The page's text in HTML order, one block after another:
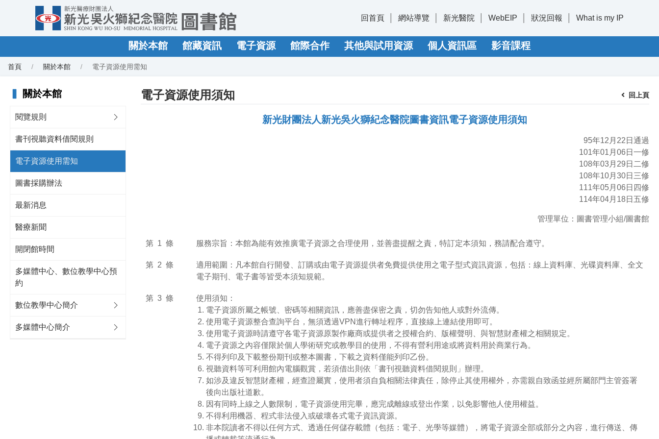
回首頁 網站導覽 新光醫院 WebEIP 狀況回報 What is my IP
關於本館 館藏資訊 電子資源 館際合作 其他與試用資源 個人資訊區 影音課程
首頁 關於本館 電子資源使用需知
關於本館
閱覽規則
書刊視聽資料借閱規則
電子資源使用需知
圖書採購辦法
最新消息
醫療新聞
開閉館時間
多媒體中心、數位教學中心預
約
數位教學中心簡介
多媒體中心簡介
電子資源使用須知 回上頁
新光財團法人新光吳火獅紀念醫院圖書資訊電子資源使用須知
95年12月22日通過
101年01月06日一修
108年03月29日二修
108年10月30日三修
111年05月06日四修
114年04月18日五修
管理單位：圖書管理小組/圖書館
第 1 條 服務宗旨：本館為能有效推廣電子資源之合理使用，並善盡提醒之責，特訂定本須知，務請配合遵守。
第 2 條
適用範圍：凡本館自行開發、訂購或由電子資源提供者免費提供使用之電子型式資訊資源，包括：線上資料庫、光碟資料庫、全文
電子期刊、電子書等皆受本須知規範。
第 3 條
使用須知：
電子資源所屬之帳號、密碼等相關資訊，應善盡保密之責，切勿告知他人或對外流傳。
使用電子資源整合查詢平台，無須透過VPN進行轉址程序，直接線上連結使用即可。
使用電子資源時請遵守各電子資源原製作廠商或提供者之授權合約、版權聲明、與智慧財產權之相關規定。
電子資源之內容僅限於個人學術研究或教學目的使用，不得有營利用途或將資料用於商業行為。
不得列印及下載整份期刊或整本圖書，下載之資料僅能列印乙份。
視聽資料等可利用館內電腦觀賞，若須借出則依「書刊視聽資料借閱規則」辦理。
如涉及違反智慧財產權，經查證屬實，使用者須自負相關法律責任，除停止其使用權外，亦需親自致函並經所屬部門主管簽署
後向出版社道歉。
因有同時上線之人數限制，電子資源使用完畢，應完成離線或登出作業，以免影響他人使用權益。
不得利用機器、程式非法侵入或破壞各式電子資訊資源。
非本院讀者不得以任何方式、透過任何儲存載體（包括：電子、光學等媒體），將電子資源全部或部分之內容，進行傳送、傳